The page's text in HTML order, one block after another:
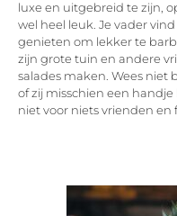
luxe en uitgebreid te zijn,
wel heel leuk. Je vader
genieten om lekker te
zijn grote tuin en andere
salades maken. Wees niet
of zij misschien een
niet voor niets vrienden en